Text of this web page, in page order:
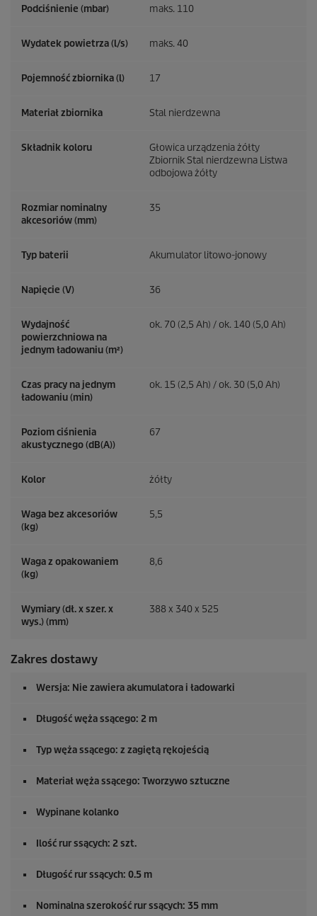
Podciśnienie (mbar) maks. 110
Wydatek powietrza (l/s) maks. 40
Pojemność zbiornika (l) 17
Materiał zbiornika Stal nierdzewna
Składnik koloru
Głowica urządzenia żółty
Zbiornik Stal nierdzewna Listwa
odbojowa żółty
Rozmiar nominalny
akcesoriów (mm)
35
Typ baterii Akumulator litowo-jonowy
Napięcie (V) 36
Wydajność
powierzchniowa na
jednym ładowaniu (m²)
ok. 70 (2,5 Ah) / ok. 140 (5,0 Ah)
Czas pracy na jednym
ładowaniu (min)
ok. 15 (2,5 Ah) / ok. 30 (5,0 Ah)
Poziom ciśnienia
akustycznego (dB(A))
67
Kolor żółty
Waga bez akcesoriów
(kg)
5,5
Waga z opakowaniem
(kg)
8,6
Wymiary (dł. x szer. x
wys.) (mm)
388 x 340 x 525
Zakres dostawy
Wersja: Nie zawiera akumulatora i ładowarki
Długość węża ssącego: 2 m
Typ węża ssącego: z zagiętą rękojeścią
Materiał węża ssącego: Tworzywo sztuczne
Wypinane kolanko
Ilość rur ssących: 2 szt.
Długość rur ssących: 0.5 m
Nominalna szerokość rur ssących: 35 mm